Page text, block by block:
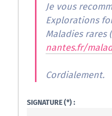
Je vous
Explorations
Maladies rares (
nantes.fr/
Cordialement.
SIGNATURE (*) :